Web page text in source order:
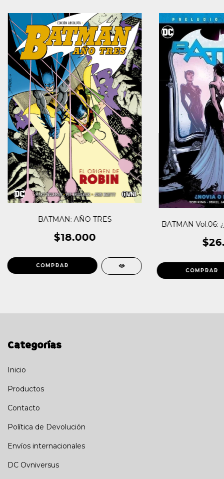
BATMAN: AÑO TRES
$18.000
BATMAN Vol.06:
Categorías
Inicio
Productos
Contacto
Política de Devolución
Envíos internacionales
DC Ovniversus